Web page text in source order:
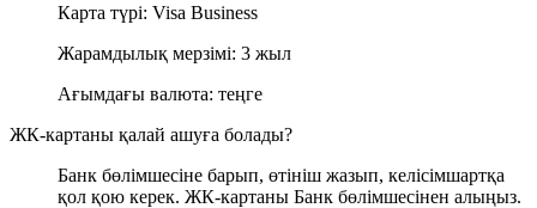
Карта түрі: Visa Business
Жарамдылық мерзімі: 3 жыл
Ағымдағы валюта: теңге
ЖК-картаны қалай ашуға болады?
Банк бөлімшесіне барып, өтініш жазып, келісімшартқа
қол қою керек. ЖК-картаны Банк бөлімшесінен алыңыз.